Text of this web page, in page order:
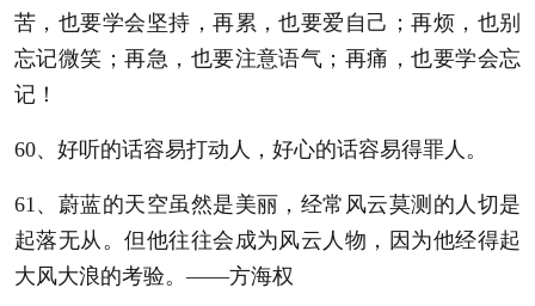
苦，也要学会坚持，再累，也要爱自己；再烦，也别
忘记微笑；再急，也要注意语气；再痛，也要学会忘
记！
60、好听的话容易打动人，好心的话容易得罪人。
61、蔚蓝的天空虽然是美丽，经常风云莫测的人切是
起落无从。但他往往会成为风云人物，因为他经得起
大风大浪的考验。——方海权